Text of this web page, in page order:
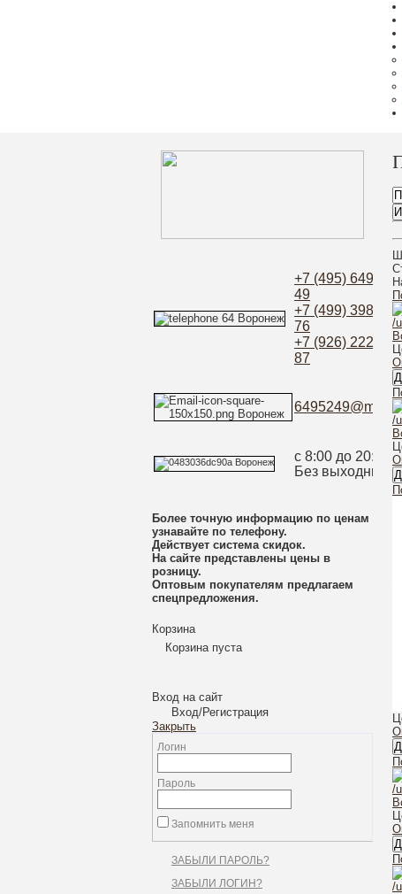
+7 (495) 649-52-
49
+7 (499) 398-21-
76
+7 (926) 222-97-
87
с 8:00 до 20:00
Без выходных
Более точную информацию по ценам
узнавайте по телефону.
Действует система скидок.
На сайте представлены цены в
розницу.
Оптовым покупателям предлагаем
спецпредложения.
Корзина
Корзина пуста
Вход на сайт
Вход/Регистрация
Закрыть
Логин
Пароль
Запомнить меня
ЗАБЫЛИ ПАРОЛЬ?
ЗАБЫЛИ ЛОГИН?